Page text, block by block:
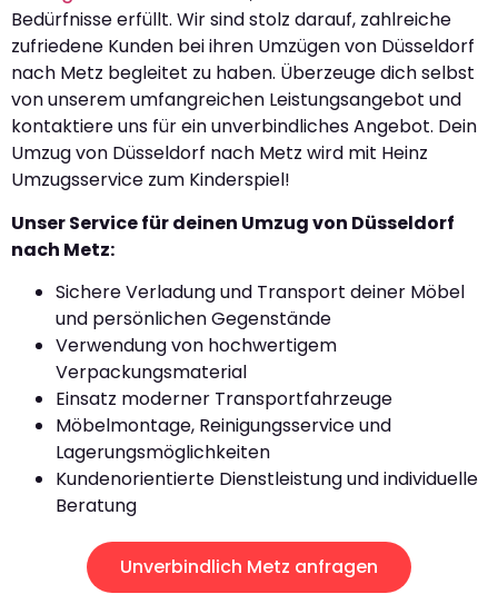
Bedürfnisse erfüllt. Wir sind stolz darauf, zahlreiche
zufriedene Kunden bei ihren Umzügen von Düsseldorf
nach Metz begleitet zu haben. Überzeuge dich selbst
von unserem umfangreichen Leistungsangebot und
kontaktiere uns für ein unverbindliches Angebot. Dein
Umzug von Düsseldorf nach Metz wird mit Heinz
Umzugsservice zum Kinderspiel!
Unser Service für deinen Umzug von Düsseldorf
nach Metz:
Sichere Verladung und Transport deiner Möbel
und persönlichen Gegenstände
Verwendung von hochwertigem
Verpackungsmaterial
Einsatz moderner Transportfahrzeuge
Möbelmontage, Reinigungsservice und
Lagerungsmöglichkeiten
Kundenorientierte Dienstleistung und individuelle
Beratung
Unverbindlich Metz anfragen